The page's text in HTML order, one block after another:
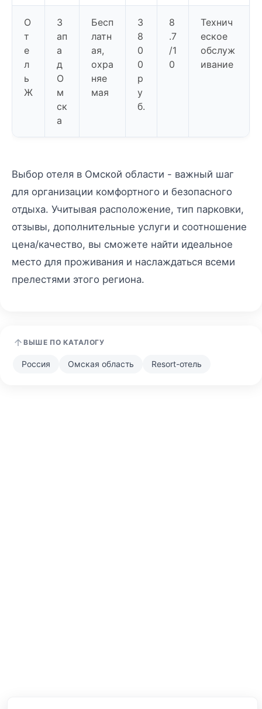
О
т
е
л
ь
Ж
З
ап
а
д
О
м
ск
а
Бесп
латн
ая,
охра
няе
мая
3
8
0
0
р
у
б.
8
.7
/1
0
Технич
еское
обслуж
ивание
Выбор отеля в Омской области - важный шаг
для организации комфортного и безопасного
отдыха. Учитывая расположение, тип парковки,
отзывы, дополнительные услуги и соотношение
цена/качество, вы сможете найти идеальное
место для проживания и наслаждаться всеми
прелестями этого региона.
ВЫШЕ ПО КАТАЛОГУ
Россия Омская область Resort-отель